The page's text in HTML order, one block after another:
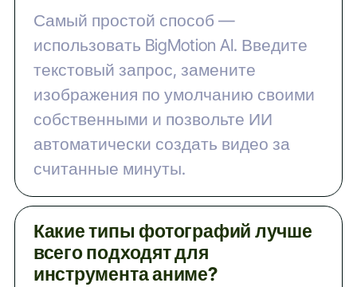
Самый простой способ —
использовать BigMotion AI. Введите
текстовый запрос, замените
изображения по умолчанию своими
собственными и позвольте ИИ
автоматически создать видео за
считанные минуты.
Какие типы фотографий лучше
всего подходят для
инструмента аниме?